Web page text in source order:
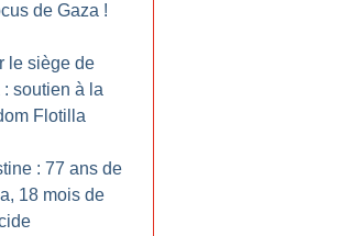
de Gaza !
le siège de
: soutien à la
Flotilla
: 77 ans de
18 mois de